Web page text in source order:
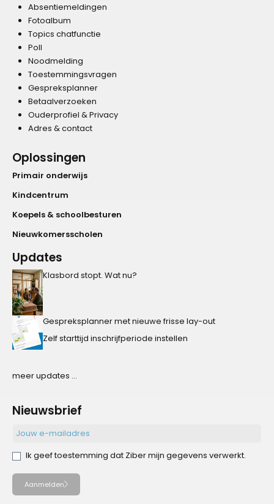
Absentiemeldingen
Fotoalbum
Topics chatfunctie
Poll
Noodmelding
Toestemmingsvragen
Gespreksplanner
Betaalverzoeken
Ouderprofiel & Privacy
Adres & contact
Oplossingen
Primair onderwijs
Kindcentrum
Koepels & schoolbesturen
Nieuwkomersscholen
Updates
Klasbord stopt. Wat nu?
Gespreksplanner met nieuwe frisse lay-out
Zelf starttijd inschrijfperiode instellen
meer updates ...
Nieuwsbrief
Ik geef toestemming dat Ziber mijn gegevens verwerkt.
Aanmelden